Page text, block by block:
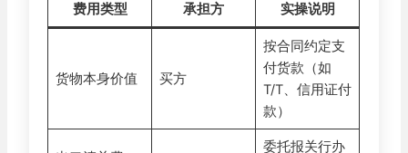
费用类型 承担方 实操说明
货物本身价值 买方
按合同约定支
付货款（如
T/T、信用证付
款）
委托报关行办